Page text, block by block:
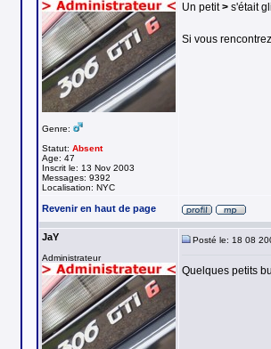
Genre:
Statut: Absent
Age: 47
Inscrit le: 13 Nov 2003
Messages: 9392
Localisation: NYC
Un petit> s'était
Si vous
Revenir en haut de page
JaY
Administrateur
Posté le: 18 08
Quelques petits